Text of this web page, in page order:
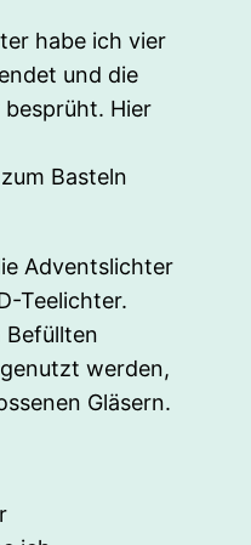
habe ich vier
und die
Hier
Basteln
Adventslichter
Teelichter.
Befüllten
werden,
Gläsern.